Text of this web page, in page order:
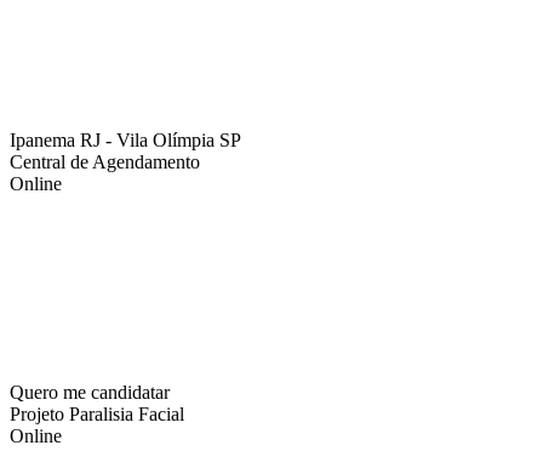
Ipanema RJ - Vila Olímpia SP
Central de Agendamento
Online
Quero me candidatar
Projeto Paralisia Facial
Online